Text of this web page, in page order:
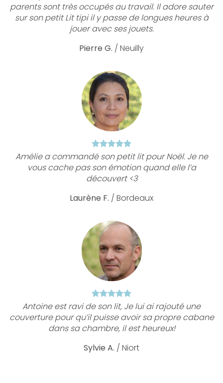
parents sont très occupés au travail. Il adore sauter
sur son petit Lit tipi il y passe de longues heures à
jouer avec ses jouets.
Pierre G. / Neuilly
Amélie a commandé son petit lit pour Noël. Je ne
vous cache pas son émotion quand elle l’a
découvert <3
Laurène F. / Bordeaux
Antoine est ravi de son lit, Je lui ai rajouté une
couverture pour qu’il puisse avoir sa propre cabane
dans sa chambre, il est heureux!
Sylvie A. / Niort